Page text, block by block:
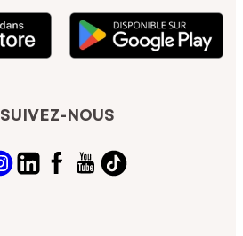
SUIVEZ-NOUS